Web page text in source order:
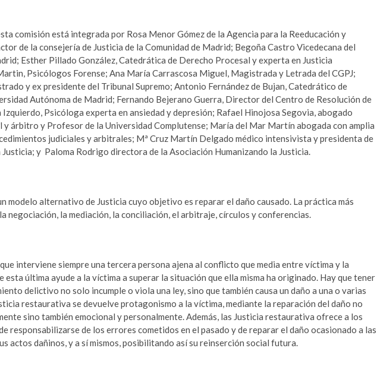
comisión está integrada por Rosa Menor Gómez de la Agencia para la Reeducación y
de la consejería de Justicia de la Comunidad de Madrid; Begoña Castro Vicedecana del
Esther Pillado González, Catedrática de Derecho Procesal y experta en Justicia
Psicólogos Forense; Ana María Carrascosa Miguel, Magistrada y Letrada del CGPJ;
y ex presidente del Tribunal Supremo; Antonio Fernández de Bujan, Catedrático de
Autónoma de Madrid; Fernando Bejerano Guerra, Director del Centro de Resolución de
Psicóloga experta en ansiedad y depresión; Rafael Hinojosa Segovia, abogado
y árbitro y Profesor de la Universidad Complutense; María del Mar Martín abogada con amplia
judiciales y arbitrales; Mª Cruz Martín Delgado médico intensivista y presidenta de
Justicia; y Paloma Rodrigo directora de la Asociación Humanizando la Justicia.
modelo alternativo de Justicia cuyo objetivo es reparar el daño causado. La práctica más
negociación, la mediación, la conciliación, el arbitraje, círculos y conferencias.
interviene siempre una tercera persona ajena al conflicto que media entre víctima y la
esta última ayude a la víctima a superar la situación que ella misma ha originado. Hay que tener
delictivo no solo incumple o viola una ley, sino que también causa un daño a una o varias
restaurativa se devuelve protagonismo a la víctima, mediante la reparación del daño no
sino también emocional y personalmente. Además, las Justicia restaurativa ofrece a los
responsabilizarse de los errores cometidos en el pasado y de reparar el daño ocasionado a las
actos dañinos, y a sí mismos, posibilitando así su reinserción social futura.